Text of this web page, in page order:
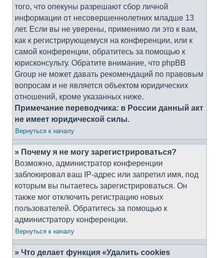
того, что опекуны разрешают сбор личной
информации от несовершеннолетних младше 13
лет. Если вы не уверены, применимо ли это к вам,
как к регистрирующемуся на конференции, или к
самой конференции, обратитесь за помощью к
юрисконсульту. Обратите внимание, что phpBB
Group не может давать рекомендаций по правовым
вопросам и не является объектом юридических
отношений, кроме указанных ниже.
Примечание переводчика: в России данный акт
не имеет юридической силы.
Вернуться к началу
» Почему я не могу зарегистрироваться?
Возможно, администратор конференции
заблокировал ваш IP-адрес или запретил имя, под
которым вы пытаетесь зарегистрироваться. Он
также мог отключить регистрацию новых
пользователей. Обратитесь за помощью к
администратору конференции.
Вернуться к началу
» Что делает функция «Удалить cookies